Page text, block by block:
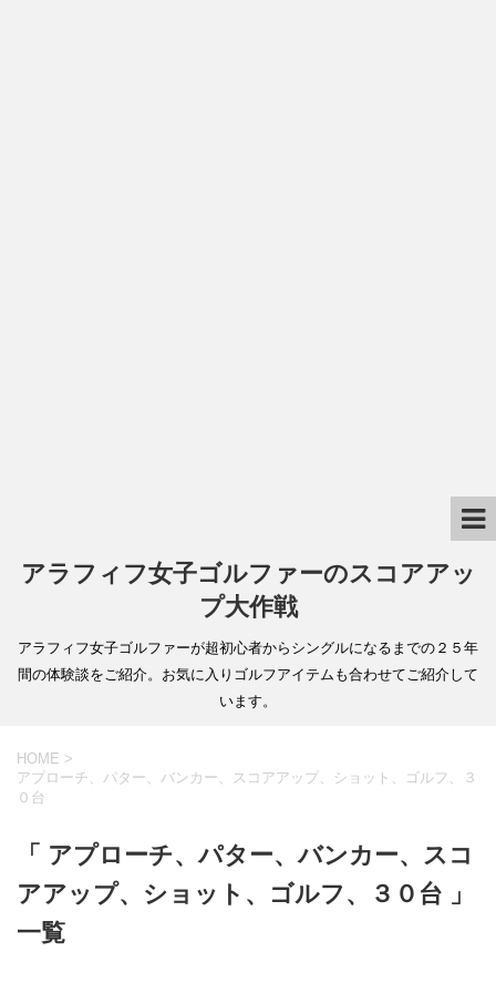
アラフィフ女子ゴルファーのスコアアッ
プ大作戦
アラフィフ女子ゴルファーが超初心者からシングルになるまでの２５年
間の体験談をご紹介。お気に入りゴルフアイテムも合わせてご紹介して
います。
HOME >
アプローチ、パター、バンカー、スコアアップ、ショット、ゴルフ、３
０台
「 アプローチ、パター、バンカー、スコ
アアップ、ショット、ゴルフ、３０台 」
一覧